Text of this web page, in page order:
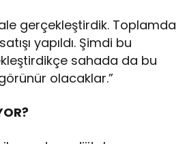
gerçekleştirdik. Toplamda
yapıldı. Şimdi bu
sahada da bu
olacaklar.”